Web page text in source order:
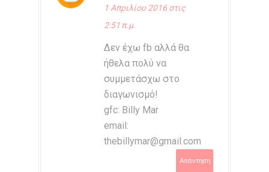
1 Απριλίου 2016 στις
2:51 π.μ.
Δεν έχω fb αλλά θα
ήθελα πολύ να
συμμετάσχω στο
διαγωνισμό!
gfc: Billy Mar
email:
thebillymar@gmail.com
Απάντηση